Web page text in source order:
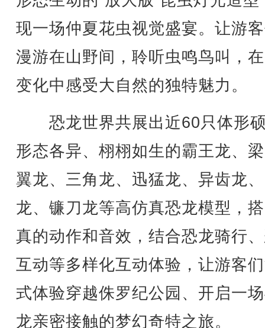
现一场仲夏花虫视觉盛宴。让游
漫游在山野间，聆听虫鸣鸟叫，
变化中感受大自然的独特魅力。
恐龙世界共展出近60只体形
形态各异、栩栩如生的霸王龙、
翼龙、三角龙、迅猛龙、异齿龙
龙、镰刀龙等高仿真恐龙模型，
真的动作和音效，结合恐龙骑行
互动等多样化互动体验，让游客
式体验穿越侏罗纪公园、开启一
龙亲密接触的梦幻奇特之旅。